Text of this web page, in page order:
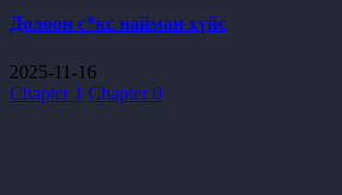
Долоон с*кс найман хүйс
2025-11-16
Chapter 1 Chapter 0